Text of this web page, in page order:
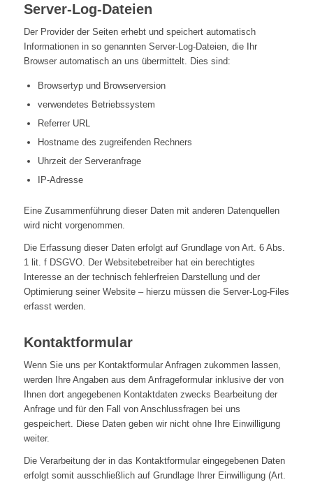
Server-Log-Dateien
Der Provider der Seiten erhebt und speichert automatisch
Informationen in so genannten Server-Log-Dateien, die Ihr
Browser automatisch an uns übermittelt. Dies sind:
Browsertyp und Browserversion
verwendetes Betriebssystem
Referrer URL
Hostname des zugreifenden Rechners
Uhrzeit der Serveranfrage
IP-Adresse
Eine Zusammenführung dieser Daten mit anderen Datenquellen
wird nicht vorgenommen.
Die Erfassung dieser Daten erfolgt auf Grundlage von Art. 6 Abs.
1 lit. f DSGVO. Der Websitebetreiber hat ein berechtigtes
Interesse an der technisch fehlerfreien Darstellung und der
Optimierung seiner Website – hierzu müssen die Server-Log-Files
erfasst werden.
Kontaktformular
Wenn Sie uns per Kontaktformular Anfragen zukommen lassen,
werden Ihre Angaben aus dem Anfrageformular inklusive der von
Ihnen dort angegebenen Kontaktdaten zwecks Bearbeitung der
Anfrage und für den Fall von Anschlussfragen bei uns
gespeichert. Diese Daten geben wir nicht ohne Ihre Einwilligung
weiter.
Die Verarbeitung der in das Kontaktformular eingegebenen Daten
erfolgt somit ausschließlich auf Grundlage Ihrer Einwilligung (Art.